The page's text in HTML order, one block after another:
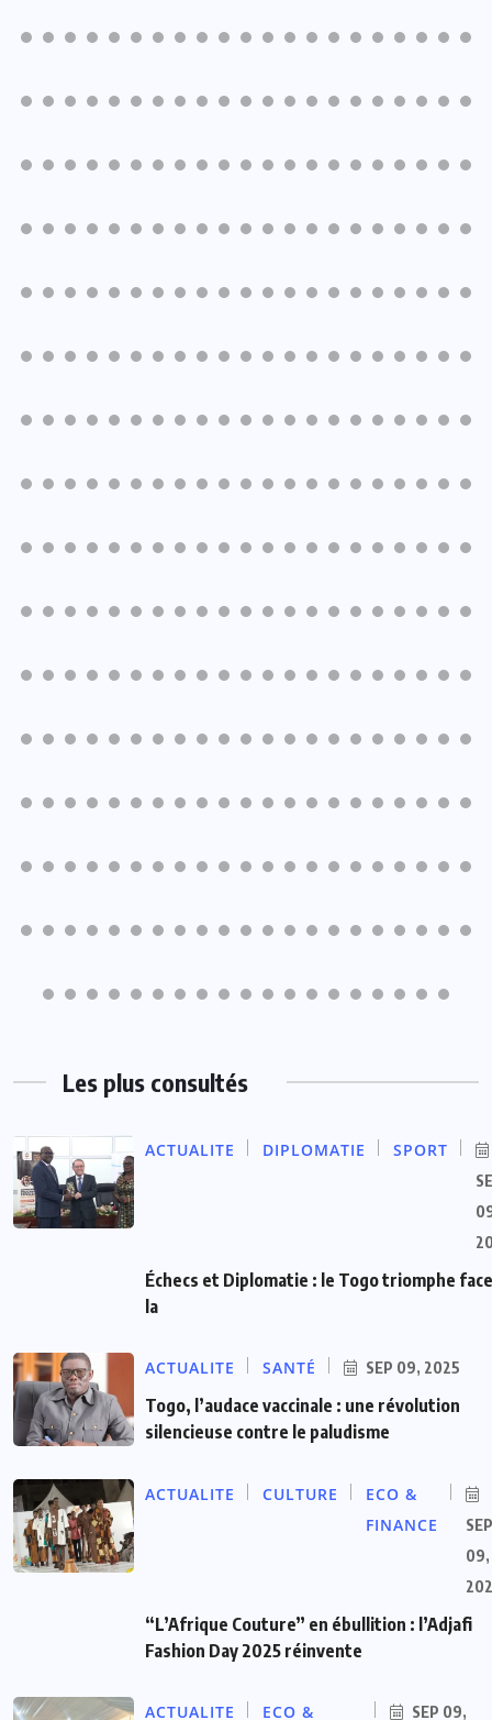
Les plus consultés
ACTUALITE DIPLOMATIE SPORT
Échecs et Diplomatie : le Togo triomphe
la
ACTUALITE SANTÉ SEP 09, 2025
Togo, l’audace vaccinale : une révolution
silencieuse contre le paludisme
ACTUALITE CULTURE
ECO &
FINANCE
SEP
09,
“L’Afrique Couture” en ébullition : l’Adjafi
Fashion Day 2025 réinvente
ACTUALITE ECO & SEP 09,